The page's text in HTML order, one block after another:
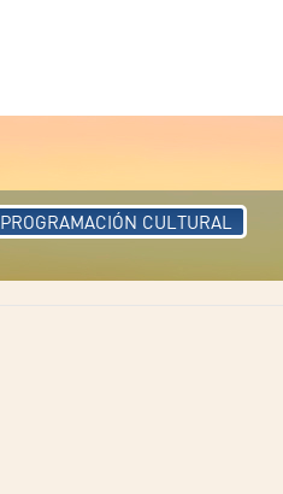
PROGRAMACIÓN CULTURAL